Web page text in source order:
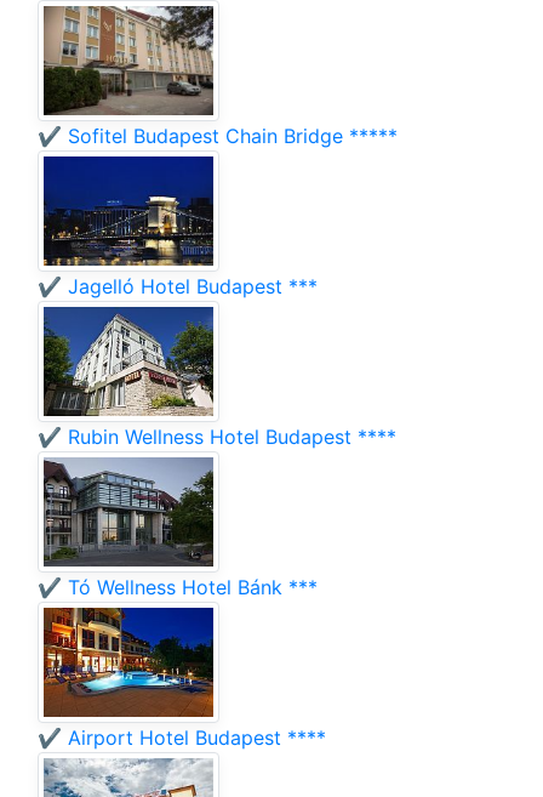
✔️ Sofitel Budapest Chain Bridge *****
✔️ Jagelló Hotel Budapest ***
✔️ Rubin Wellness Hotel Budapest ****
✔️ Tó Wellness Hotel Bánk ***
✔️ Airport Hotel Budapest ****